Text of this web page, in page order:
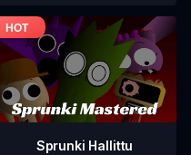
Sprunki Hallittu